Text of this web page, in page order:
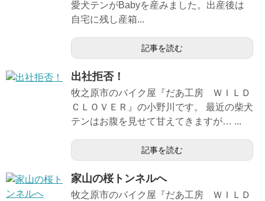
愛犬テンがBabyを産みました。出産後は
自宅に残し産箱...
記事を読む
出社拒否！
牧之原市のバイク屋『だあ工房 ＷＩＬＤ
ＣＬＯＶＥＲ』の小野川です。 最近の柴犬
テンはお腹を見せて甘えてきますが… ...
記事を読む
家山の桜トンネルへ
牧之原市のバイク屋『だあ工房 ＷＩＬＤ